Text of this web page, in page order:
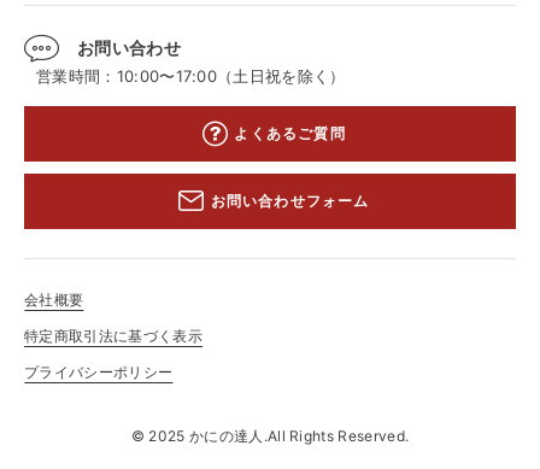
お問い合わせ
営業時間：10:00〜17:00（土日祝を除く）
よくあるご質問
お問い合わせフォーム
会社概要
特定商取引法に基づく表示
プライバシーポリシー
© 2025 かにの達人.All Rights Reserved.